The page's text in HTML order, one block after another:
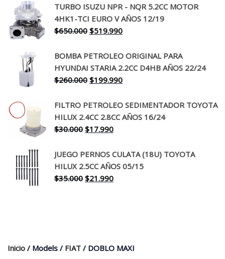
original
era:
$130.000.
actual
es:
$94.990.
TURBO ISUZU NPR - NQR 5.2CC MOTOR
4HK1-TCI EURO V AÑOS 12/19
$650.000 El
original
era:
$650.000.
$519.990El
actual
es:
$519.990.
BOMBA PETROLEO ORIGINAL PARA
HYUNDAI STARIA 2.2CC D4HB AÑOS 22/24
$260.000 El
original
era:
$260.000.
$199.990El
actual
es:
FILTRO PETROLEO SEDIMENTADOR TOYOTA
HILUX 2.4CC 2.8CC AÑOS 16/24
$30.000 El
original
era:
$30.000.
$17.990El
actual
es:
$17.990.
JUEGO PERNOS CULATA (18U) TOYOTA
HILUX 2.5CC AÑOS 05/15
$35.000 El
$21.990El
Inicio / Models / FIAT / DOBLO MAXI